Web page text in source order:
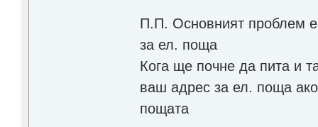
П.П. Основният проблем
за ел. поща
Кога ще почне да пита и
ваш адрес за ел. поща
пощата